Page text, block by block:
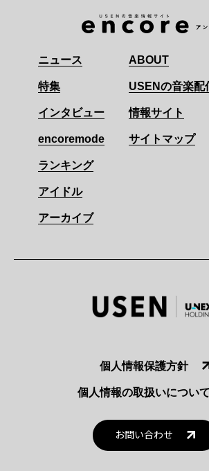
ニュース
特集
インタビュー
encoremode
ランキング
アイドル
アーカイブ
ABOUT
USENの音楽配
情報サイト
サイトマップ
個人情報保護方針
個人情報の取扱いについて
お問い合わせ